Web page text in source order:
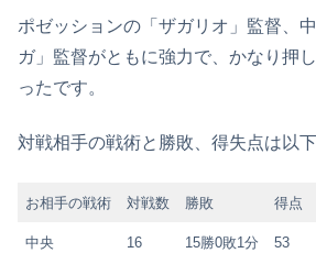
ポゼッションの「ザガリオ」監督、
ガ」監督がともに強力で、かなり押
ったです。
対戦相手の戦術と勝敗、得失点は以
お相手の戦術 対戦数 勝敗 得点
中央 16 15勝0敗1分 53